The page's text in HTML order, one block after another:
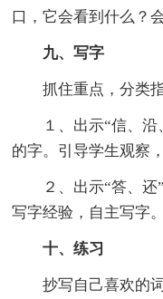
口，它会看到什么？
九、写字
抓住重点，分类
１、出示“信、沿
的字。引导学生观察
２、出示“答、还”
写字经验，自主写字。
十、练习
抄写自己喜欢的词